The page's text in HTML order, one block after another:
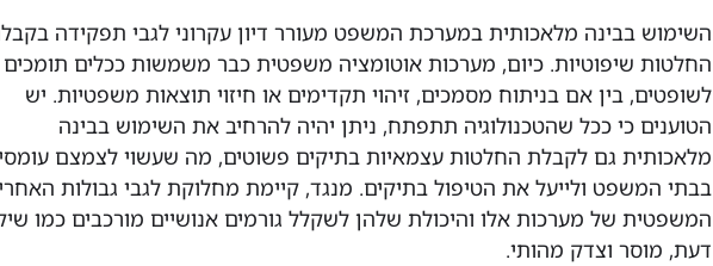
השימוש בבינה מלאכותית במערכת המשפט מעורר דיון עקרוני לגבי תפקידה
החלטות שיפוטיות. כיום, מערכות אוטומציה משפטית כבר משמשות ככלים תומכים
לשופטים, בין אם בניתוח מסמכים, זיהוי תקדימים או חיזוי תוצאות משפטיות. יש
הטוענים כי ככל שהטכנולוגיה תתפתח, ניתן יהיה להרחיב את השימוש בבינה
מלאכותית גם לקבלת החלטות עצמאיות בתיקים פשוטים, מה שעשוי לצמצם
בבתי המשפט ולייעל את הטיפול בתיקים. מנגד, קיימת מחלוקת לגבי גבולות
המשפטית של מערכות אלו והיכולת שלהן לשקלל גורמים אנושיים מורכבים כמו
דעת, מוסר וצדק מהותי.